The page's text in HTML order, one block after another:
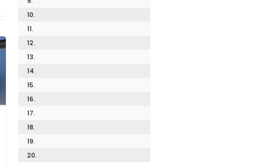
10.
11.
12.
13.
14.
15.
16.
17.
18.
19.
20.